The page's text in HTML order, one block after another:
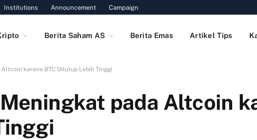
Institutions Announcement Campaign
Berita Saham AS Berita Emas Artikel Tips
karena BTC Ditutup Lebih Tinggi
pada Altcoin